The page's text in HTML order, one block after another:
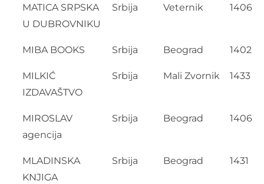
MATICA SRPSKA
U DUBROVNIKU
Srbija Veternik 1406
MIBA BOOKS Srbija Beograd 1402
MILKIĆ
IZDAVAŠTVO
Srbija Mali Zvornik 1433
MIROSLAV
agencija
Srbija Beograd 1406
MLADINSKA
KNJIGA
Srbija Beograd 1431